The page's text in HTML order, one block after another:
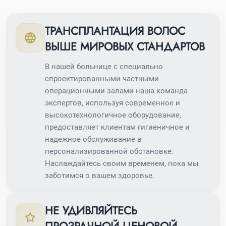
ТРАНСПЛАНТАЦИЯ ВОЛОС
ВЫШЕ МИРОВЫХ СТАНДАРТОВ
В нашей больнице с специально
спроектированными частными
операционными залами наша команда
экспертов, используя современное и
высокотехнологичное оборудование,
предоставляет клиентам гигиеничное и
надежное обслуживание в
персонализированной обстановке.
Наслаждайтесь своим временем, пока мы
заботимся о вашем здоровье.
НЕ УДИВЛЯЙТЕСЬ